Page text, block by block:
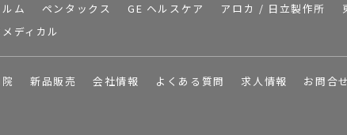
ム ペンタックス GE ヘルスケア アロカ / 日立製作所
ディカル
新品販売 会社情報 よくある質問 求人情報 お問合せ